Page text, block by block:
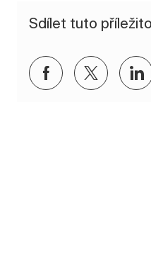
Sdílet tuto
Sdílet přes
Sdílet